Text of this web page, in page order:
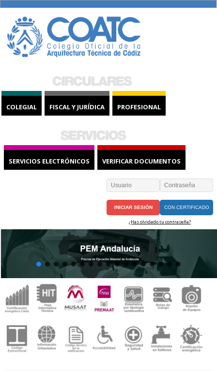
COLEGIAL FISCAL Y JURÍDICA PROFESIONAL
SERVICIOS ELECTRÓNICOS VERIFICAR DOCUMENTOS
CON CERTIFICADO
¿Has olvidado tu contraseña?